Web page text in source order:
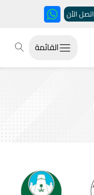
اتصل الأن
القائمة